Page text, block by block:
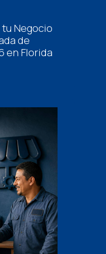
Negocio
de
en Florida